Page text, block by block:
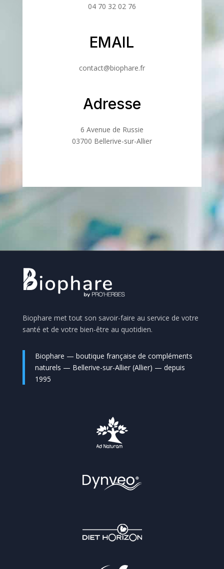
04 70 32 02 76
EMAIL
contact@biophare.fr
Adresse
6 Avenue de Russie
03700 Bellerive-sur-Allier
Biophare met tout son savoir-faire au service de votre
santé et de votre bien-être au quotidien.
Biophare — boutique française de compléments
naturels — Bellerive-sur-Allier (Allier) — depuis
1995